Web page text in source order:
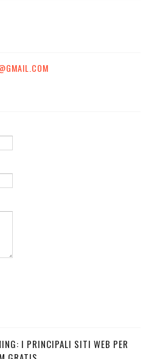
I PRINCIPALI SITI WEB PER